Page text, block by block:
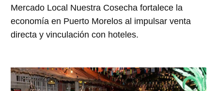
Mercado Local Nuestra Cosecha fortalece la
economía en Puerto Morelos al impulsar venta
directa y vinculación con hoteles.